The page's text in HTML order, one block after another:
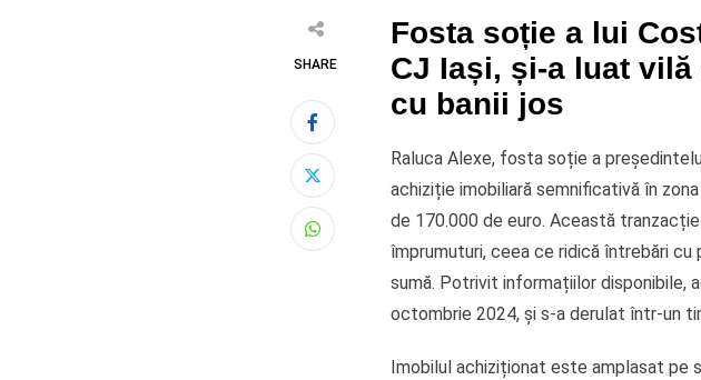
SHARE
Whatsapp
Fosta soție a lui
CJ Iași, și-a luat
cu banii jos
Raluca Alexe, fosta soție a
achiziție imobiliară semnificativă în
de 170.000 de euro. Această
împrumuturi, ceea ce ridică întrebări cu
sumă. Potrivit informațiilor disponibile,
octombrie 2024, și s-a derulat într-un
Imobilul achiziționat este amplasat pe